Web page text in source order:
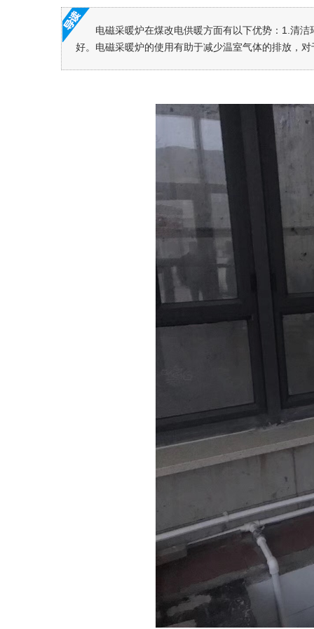
电磁采暖炉在煤改电供暖方面有以下优势：1.清
好。电磁采暖炉的使用有助于减少温室气体的排放，